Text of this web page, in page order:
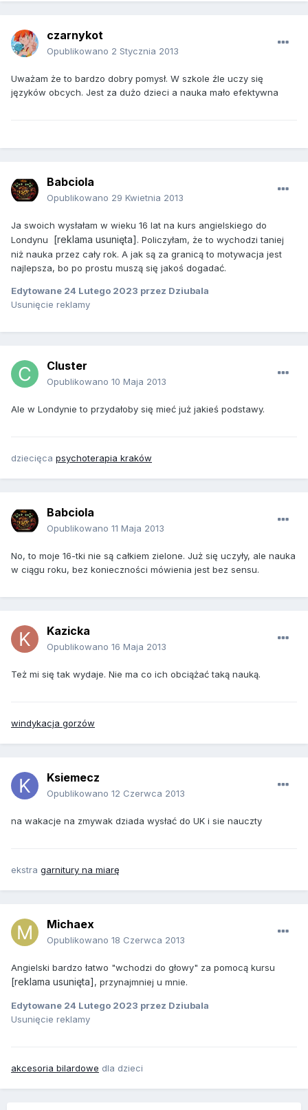
czarnykot
Opublikowano 2 Stycznia 2013
Uważam że to bardzo dobry pomysł. W szkole źle uczy się
języków obcych. Jest za dużo dzieci a nauka mało efektywna
Babciola
Opublikowano 29 Kwietnia 2013
Ja swoich wysłałam w wieku 16 lat na kurs angielskiego do
Londynu
[reklama usunięta]. Policzyłam, że to wychodzi taniej
niż nauka przez cały rok. A jak są za granicą to motywacja jest
najlepsza, bo po prostu muszą się jakoś dogadać.
Edytowane 24 Lutego 2023 przez Dziubala
Usunięcie reklamy
Cluster
Opublikowano 10 Maja 2013
Ale w Londynie to przydałoby się mieć już jakieś podstawy.
dziecięca psychoterapia kraków
Babciola
Opublikowano 11 Maja 2013
No, to moje 16-tki nie są całkiem zielone. Już się uczyły, ale nauka
w ciągu roku, bez konieczności mówienia jest bez sensu.
Kazicka
Opublikowano 16 Maja 2013
Też mi się tak wydaje. Nie ma co ich obciążać taką nauką.
windykacja gorzów
Ksiemecz
Opublikowano 12 Czerwca 2013
na wakacje na zmywak dziada wysłać do UK i sie nauczty
ekstra garnitury na miarę
Michaex
Opublikowano 18 Czerwca 2013
Angielski bardzo łatwo "wchodzi do głowy" za pomocą kursu
[reklama usunięta], przynajmniej u mnie.
Edytowane 24 Lutego 2023 przez Dziubala
Usunięcie reklamy
akcesoria bilardowe dla dzieci